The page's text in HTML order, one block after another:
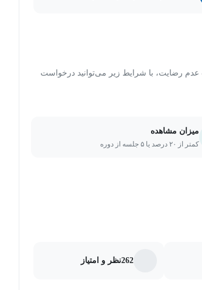
رضایت، با شرایط زیر می‌توانید درخواست
میزان مشاهده
کمتر از ۲۰ درصد یا ۵ جلسه از دوره
262نظر و امتیاز